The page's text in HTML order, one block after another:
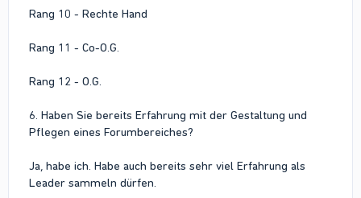
Rang 10 - Rechte Hand
Rang 11 - Co-O.G.
Rang 12 - O.G.
6. Haben Sie bereits Erfahrung mit der Gestaltung und
Pflegen eines Forumbereiches?
Ja, habe ich. Habe auch bereits sehr viel Erfahrung als
Leader sammeln dürfen.